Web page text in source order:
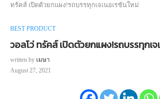
ทรัคส์ เปิดตัวยกแผง!รถบรรทุกเจเนอเรชันใหม่
BEST PRODUCT
วอลโว่ ทรัคส์ เปิดตัวยกแผง!รถบรรทุกเจ
written by เมษา
August 27, 2021